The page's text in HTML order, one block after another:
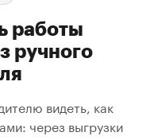
работы
ручного
видеть, как
через выгрузки